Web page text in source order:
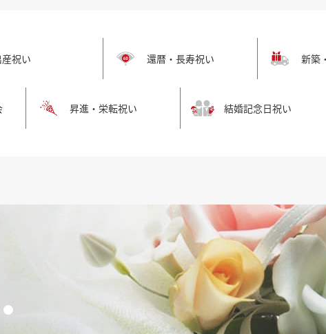
産祝い 還暦・長寿祝い 新築
昇進・栄転祝い 結婚記念日祝い